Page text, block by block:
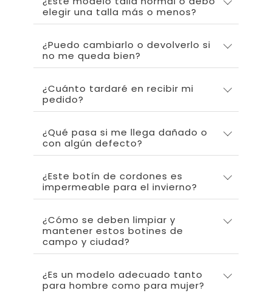
elegir una talla más o menos?
¿Puedo cambiarlo o devolverlo si
no me queda bien?
¿Cuánto tardaré en recibir mi
pedido?
¿Qué pasa si me llega dañado o
con algún defecto?
¿Este botín de cordones es
impermeable para el invierno?
¿Cómo se deben limpiar y
mantener estos botines de
campo y ciudad?
¿Es un modelo adecuado tanto
para hombre como para mujer?